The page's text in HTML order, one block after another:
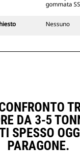
gommata
Nessuno
DA 3-5
SPESSO
PARAGONE.